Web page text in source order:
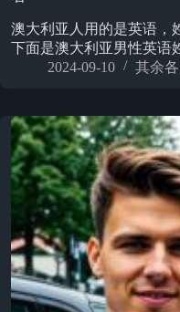
澳大利亚人用的是英语，
下面是澳大利亚男性英
2024-09-10
其余